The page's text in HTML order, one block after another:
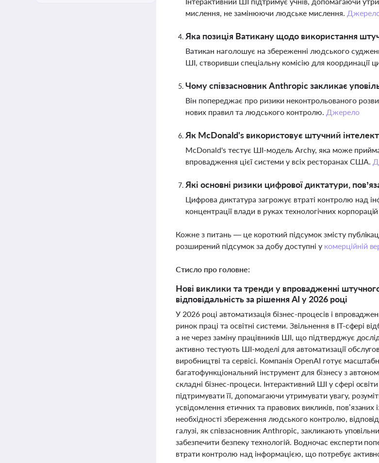
мислення, не замінюючи людське мислення.
Яка позиція Ватикану щодо використання
Ватикан наголошує на збереженні людського
ШІ, створивши спеціальну комісію для координації
Чому співзасновник Anthropic закликає
Він попереджає про ризики неконтрольованого
нових правил та людського контролю. Джерело
Як McDonald's використовує штучний інтелект
McDonald's тестує ШІ-модель Archy, яка може
впровадження цієї системи у всіх ресторанах США.
Які основні ризики цифрової диктатури,
Цифрова диктатура загрожує втраті контролю над
концентрації влади в руках технологічних корпорацій
Кожне з питань — це короткий підсумок змісту
розширений підсумок за добу доступні у комерційній
Стисло про головне:
Нові виклики та тренди у впровадженні штучного
відповідальність за рішення АІ у 2026 році
У 2026 році автоматизація бізнес-процесів і
ринок праці та освітні системи. Звільнення в IT-сфері
а не через заміну працівників ШІ, що підтверджує
активно тестують ШІ-моделі для автоматизації
виробництві та сервісі. Компанія OpenAI готує
багатофункціональний інструмент для бізнесу з
складні бізнес-процеси. Інтерактивний ШІ у сфері
підтримувати її, допомагаючи утримувати увагу,
усвідомлення етичних та правових викликів,
необхідності збереження людського контролю,
галузі, як співзасновник Anthropic, закликають
забезпечити безпеку технологій. Водночас експерти
втрати контролю над інформацією, що потребує